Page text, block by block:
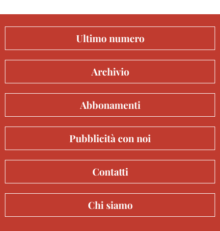
Ultimo numero
Archivio
Abbonamenti
Pubblicità con noi
Contatti
Chi siamo